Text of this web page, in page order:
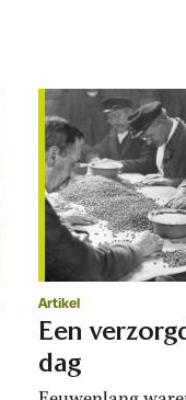
landschap. De
haast. Het water
Artikel
Een
dag